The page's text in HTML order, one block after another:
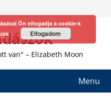
van" – Elizabeth Moon
Menu
Ön elfogadja a cookie-k
Elfogadom